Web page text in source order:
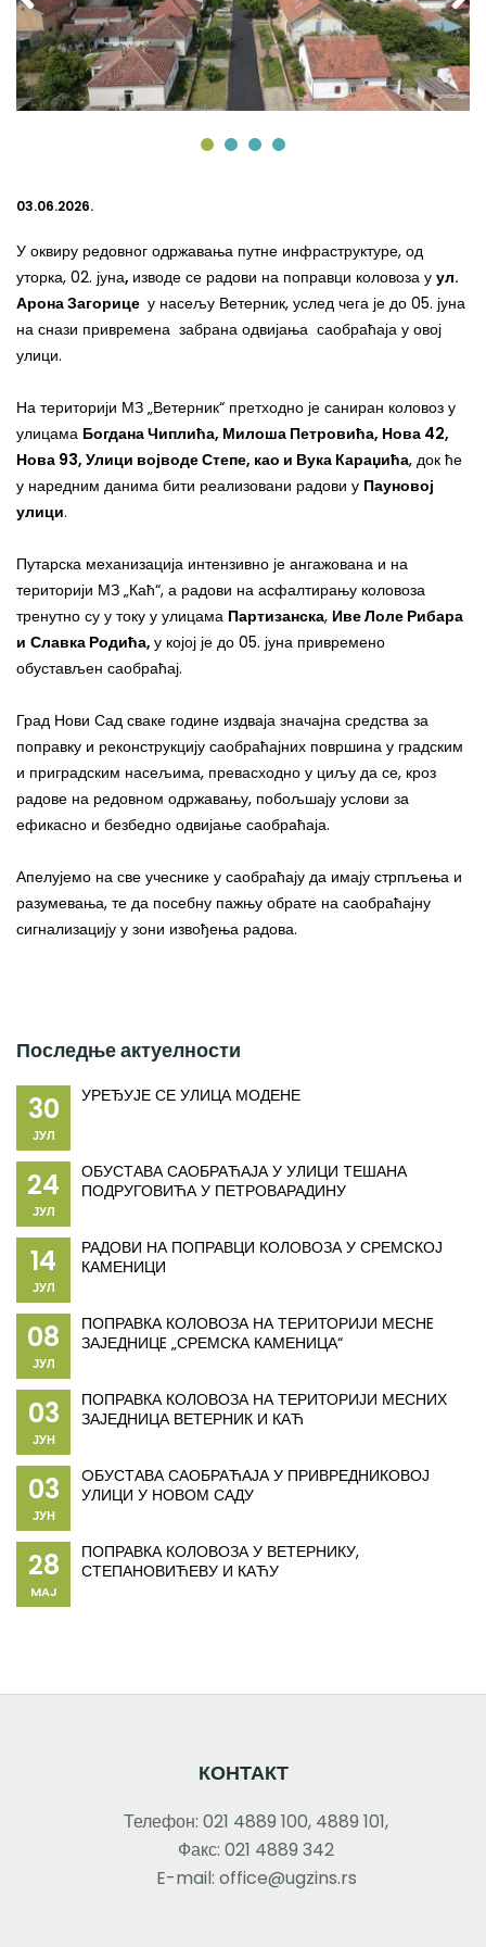
03.06.2026.
У оквиру редовног одржавања путне инфраструктуре, од
уторка, 02. јуна, изводе се радови на поправци коловоза у ул.
Арона Загорице у насељу Ветерник, услед чега је до 05. јуна
на снази привремена забрана одвијања саобраћаја у овој
улици.
На територији МЗ „Ветерник“ претходно је саниран коловоз у
улицама Богдана Чиплића, Милоша Петровића, Нова 42,
Нова 93, Улици војводе Степе, као и Вука Караџића, док ће
у наредним данима бити реализовани радови у Пауновој
улици.
Путарска механизација интензивно је ангажована и на
територији МЗ „Каћ“, а радови на асфалтирању коловоза
тренутно су у току у улицама Партизанска, Иве Лоле Рибара
и Славка Родића, у којој је до 05. јуна привремено
обустављен саобраћај.
Град Нови Сад сваке године издваја значајна средства за
поправку и реконструкцију саобраћајних површина у градским
и приградским насељима, превасходно у циљу да се, кроз
радове на редовном одржавању, побољшају услови за
ефикасно и безбедно одвијање саобраћаја.
Апелујемо на све учеснике у саобраћају да имају стрпљења и
разумевања, те да посебну пажњу обрате на саобраћајну
сигнализацију у зони извођења радова.
Последње актуелности
30
ЈУЛ
УРЕЂУЈЕ СЕ УЛИЦА МОДЕНЕ
24
ЈУЛ
ОБУСТАВА САОБРАЋАЈА У УЛИЦИ TЕШАНА
ПОДРУГОВИЋА У ПЕТРОВАРАДИНУ
14
ЈУЛ
РАДОВИ НА ПОПРАВЦИ КОЛОВОЗА У СРЕМСКОЈ
КАМЕНИЦИ
08
ЈУЛ
ПОПРАВКА КОЛОВОЗА НА ТЕРИТОРИЈИ МЕСНE
ЗАЈЕДНИЦE „СРЕМСКА КАМЕНИЦА“
03
ЈУН
ПОПРАВКА КОЛОВОЗА НА ТЕРИТОРИЈИ МЕСНИХ
ЗАЈЕДНИЦА ВЕТЕРНИК И КАЋ
03
ЈУН
OБУСТАВА САОБРАЋАЈА У ПРИВРЕДНИКОВОЈ
УЛИЦИ У НОВОМ САДУ
28
MAJ
ПОПРАВКА КОЛОВОЗА У ВЕТЕРНИКУ,
СТЕПАНОВИЋЕВУ И КАЋУ
КОНТАКТ
Телефон: 021 4889 100, 4889 101,
Факс: 021 4889 342
E-mail: office@ugzins.rs